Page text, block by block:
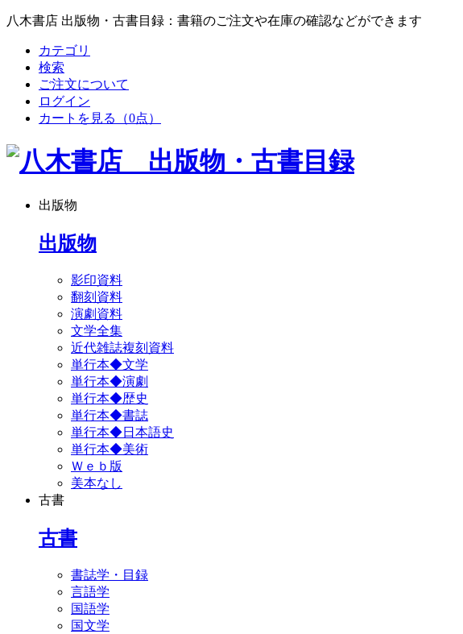
八木書店 出版物・古書目録：書籍のご注文や在庫の確認などができます
カテゴリ
検索
ご注文について
ログイン
カートを見る
（0点）
出版物
出版物
影印資料
翻刻資料
演劇資料
文学全集
近代雑誌複刻資料
単行本◆文学
単行本◆演劇
単行本◆歴史
単行本◆書誌
単行本◆日本語史
単行本◆美術
Ｗｅｂ版
美本なし
古書
古書
書誌学・目録
言語学
国語学
国文学